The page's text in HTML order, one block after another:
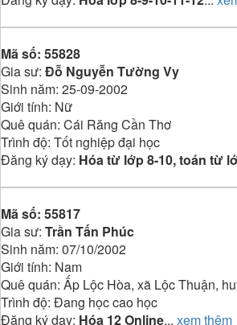
Mã số:55828
Gia sư:Đỗ Nguyễn Tường Vy
Sinh năm:25-09-2002
Giới tính: Nữ
Quê quán:Cái Răng Cần Thơ
Trình độ:Tốt nghiệp đại học
Đăng ký dạy: Hóa từ lớp 8-10, toán từ
Mã số:55817
Gia sư:Trần Tấn Phúc
Sinh năm:07/10/2002
Giới tính: Nam
Quê quán:Ấp Lộc Hòa, xã Lộc Thuận,
Trình độ:Đang học cao học
Đăng ký dạy: Hóa 12 Online...xem thêm